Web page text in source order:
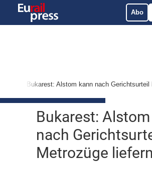
Abo
Bukarest: Alstom kann nach Gerichtsurteil
Bukarest:
nach
Metrozüge liefern